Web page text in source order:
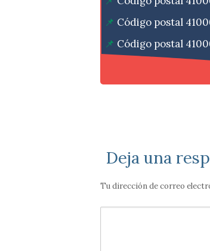
Código postal
Código postal
Código postal
Deja una
Tu dirección de correo